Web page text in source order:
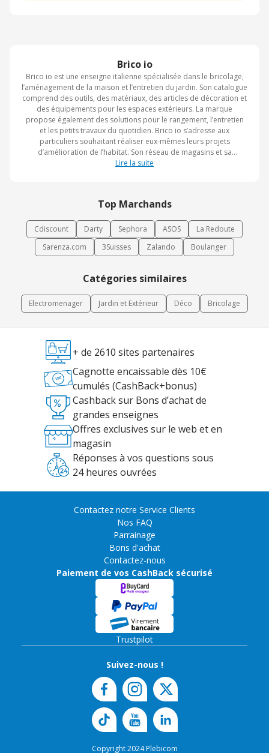
Brico io
Brico io est une enseigne italienne spécialisée dans le bricolage,
l’aménagement de la maison et l’entretien du jardin. Son catalogue
comprend des outils, des matériaux, des articles de décoration et
des équipements pour les espaces extérieurs. La marque
propose également des solutions pour le rangement, l’entretien
et les petits travaux du quotidien. Brico io s’adresse aux
particuliers souhaitant réaliser eux-mêmes leurs projets
d’amélioration de l’habitat. Son réseau de magasins et sa
boutique en ligne permettent d’accéder à une offre complète
Lire la suite
Top Marchands
Cdiscount Darty Sephora ASOS
La Redoute
Sarenza.com
3Suisses Zalando Boulanger
Catégories similaires
Electromenager Jardin et Extérieur Déco Bricolage
+ de 2610 sites partenaires
Cagnotte encaissable dès 10€
cumulés (CashBack+bonus)
Cashback sur Bons d’achat de
grandes enseignes
Offres exclusives sur le web et en
magasin
Réponses à vos questions sous
24 heures ouvrées
Contactez notre Service Clients
Nos FAQ
Parrainage
Bons d'achat
Contactez-nous
Paiement de vos CashBack sécurisé
Trustpilot
Suivez-nous !
Copyright 2024 Plebicom